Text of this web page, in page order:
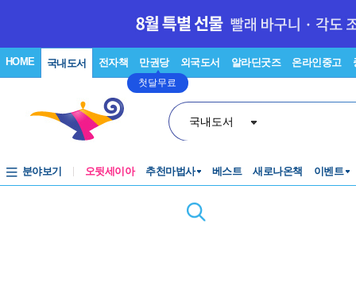
HOME 국내도서 전자책 만권당
첫달무료
외국도서 알라딘굿즈 온라인중고
국내도서
분야보기 오뒷세이아 추천마법사 베스트 새로나온책 이벤트